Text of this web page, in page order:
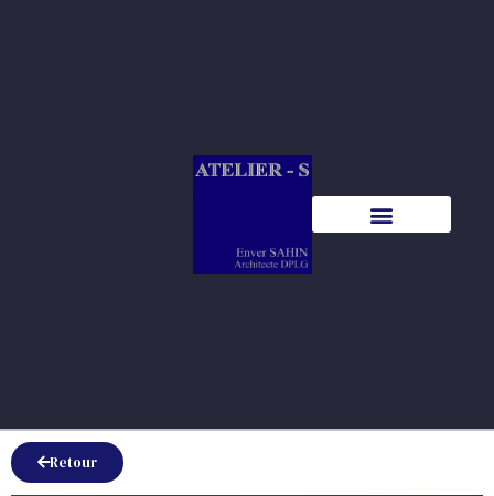
Retour